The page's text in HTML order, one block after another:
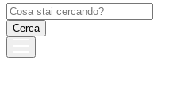
Ricerca
per: